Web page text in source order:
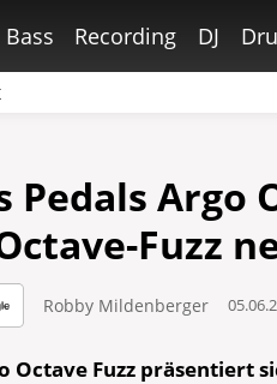
Bass Recording DJ
Argo
Fuzz
Robby Mildenberger
Octave Fuzz präsentiert